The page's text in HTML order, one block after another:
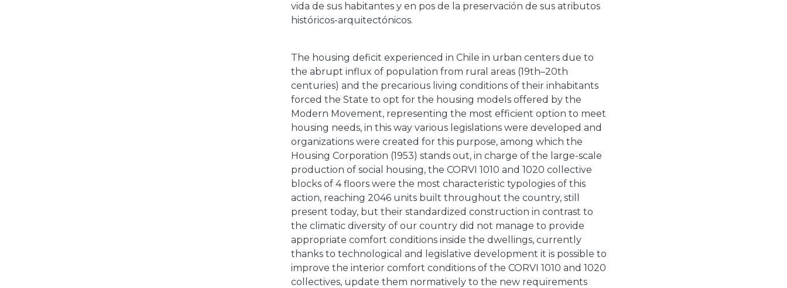
vida de sus habitantes y en pos de la preservación de sus atributos
históricos-arquitectónicos.
The housing deficit experienced in Chile in urban centers due to
the abrupt influx of population from rural areas (19th–20th
centuries) and the precarious living conditions of their inhabitants
forced the State to opt for the housing models offered by the
Modern Movement, representing the most efficient option to meet
housing needs, in this way various legislations were developed and
organizations were created for this purpose, among which the
Housing Corporation (1953) stands out, in charge of the large-scale
production of social housing, the CORVI 1010 and 1020 collective
blocks of 4 floors were the most characteristic typologies of this
action, reaching 2046 units built throughout the country, still
present today, but their standardized construction in contrast to
the climatic diversity of our country did not manage to provide
appropriate comfort conditions inside the dwellings, currently
thanks to technological and legislative development it is possible to
improve the interior comfort conditions of the CORVI 1010 and 1020
collectives, update them normatively to the new requirements